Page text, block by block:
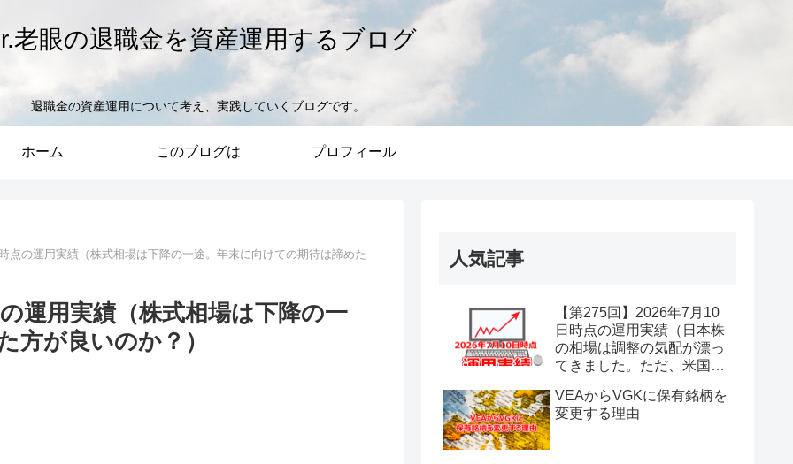
老眼の退職金を資産運用するブログ
退職金の資産運用について考え、実践していくブログです。
ホーム このブログは プロフィール
点の運用実績（株式相場は下降の一途。年末に向けての期待は諦めた
運用実績（株式相場は下降の一
方が良いのか？）
人気記事
【第275回】2026年7月10
日時点の運用実績（日本株
の相場は調整の気配が漂っ
てきました。ただ、米国株
まだまだ大幅な下落はない
ものと油断しています。）
VEAからVGKに保有銘柄を
変更する理由